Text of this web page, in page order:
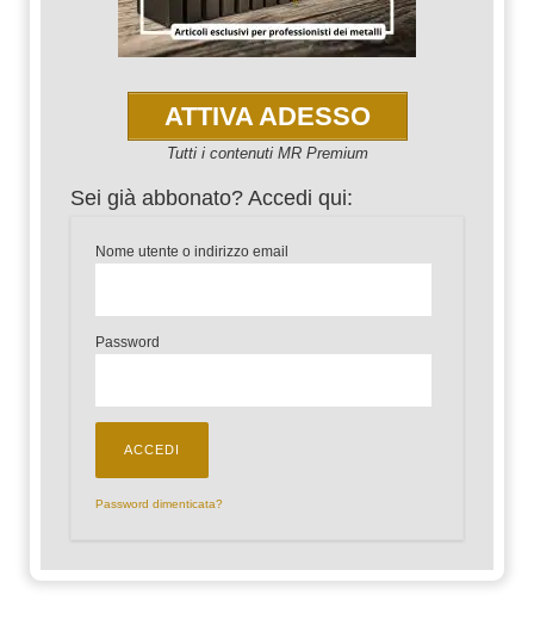
ATTIVA ADESSO
Tutti i contenuti MR Premium
Sei già abbonato? Accedi qui:
Nome utente o indirizzo email
Password
Password dimenticata?